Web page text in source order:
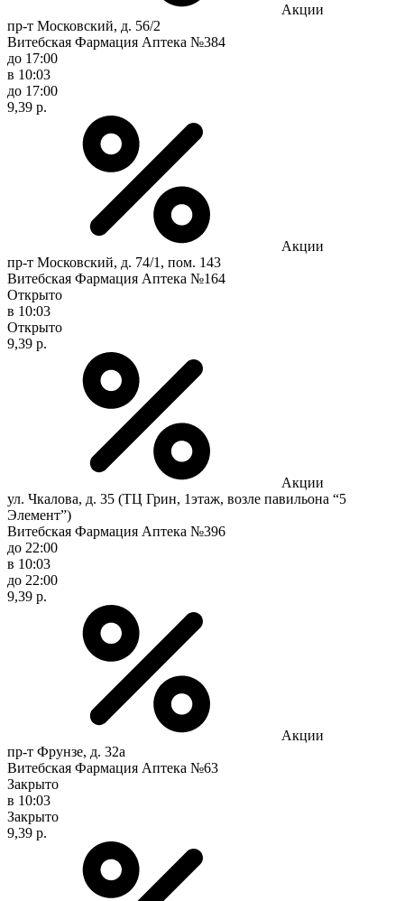
Акции
пр-т Московский, д. 56/2
Витебская Фармация Аптека №384
до 17:00
в 10:03
до 17:00
9,39 р.
Акции
пр-т Московский, д. 74/1, пом. 143
Витебская Фармация Аптека №164
Открыто
в 10:03
Открыто
9,39 р.
Акции
ул. Чкалова, д. 35 (ТЦ Грин, 1этаж, возле павильона “5
Элемент”)
Витебская Фармация Аптека №396
до 22:00
в 10:03
до 22:00
9,39 р.
Акции
пр-т Фрунзе, д. 32а
Витебская Фармация Аптека №63
Закрыто
в 10:03
Закрыто
9,39 р.